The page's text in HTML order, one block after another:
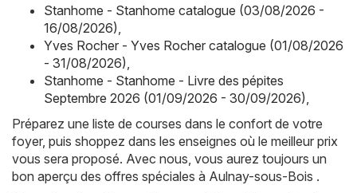
Stanhome - Stanhome catalogue (03/08/2026 -
16/08/2026),
Yves Rocher - Yves Rocher catalogue (01/08/2026
- 31/08/2026),
Stanhome - Stanhome - Livre des pépites
Septembre 2026 (01/09/2026 - 30/09/2026),
Préparez une liste de courses dans le confort de votre
foyer, puis shoppez dans les enseignes où le meilleur prix
vous sera proposé. Avec nous, vous aurez toujours un
bon aperçu des offres spéciales à Aulnay-sous-Bois .